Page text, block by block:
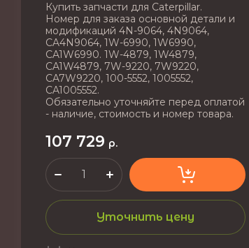
Купить запчасти для Caterpillar.
Номер для заказа основной детали и
модификаций 4N-9064, 4N9064,
CA4N9064, 1W-6990, 1W6990,
CA1W6990. 1W-4879, 1W4879,
CA1W4879, 7W-9220, 7W9220,
CA7W9220, 100-5552, 1005552,
CA1005552.
Обязательно уточняйте перед оплатой
- наличие, стоимость и номер товара.
107 729 р.
Уточнить цену